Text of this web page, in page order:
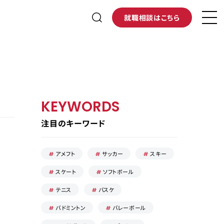
就職相談はこちら
KEYWORDS
注目のキーワード
アメフト サッカー スキー
スケート ソフトボール
テニス バスケ
バドミントン バレーボール